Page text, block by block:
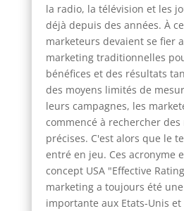
la radio, la télévision et les
déjà depuis des années. À
marketeurs devaient se fier
marketing traditionnelles
bénéfices et des résultats
des moyens limités de
leurs campagnes, les
commencé à rechercher
précises. C'est alors que le
entré en jeu. Ces acronyme
concept USA "Effective
marketing a toujours été
importante aux Etats-Unis